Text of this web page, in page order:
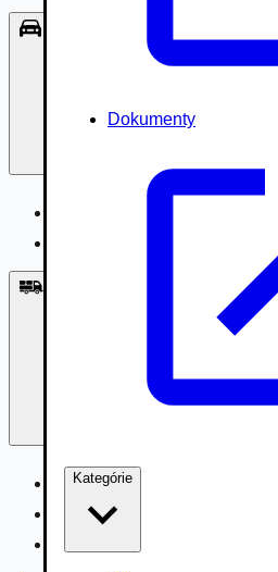
Dokumenty
Kategórie
Nákladné vozidlá 3,5 - 7,5t
Nákladné vozidlá nad 7,5t